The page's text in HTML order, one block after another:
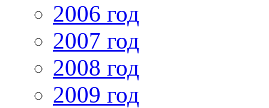
2006 год
2007 год
2008 год
2009 год